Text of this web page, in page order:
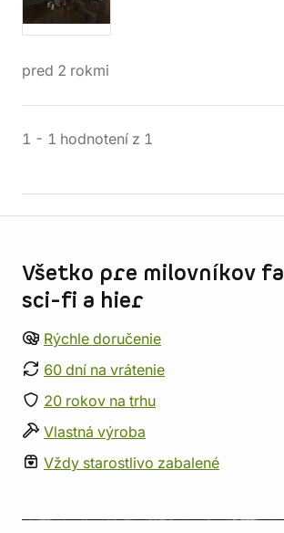
pred 2 rokmi
1 - 1 hodnotení z 1
Všetko pre milovníkov
sci-fi a hier
Rýchle doručenie
60 dní na vrátenie
20 rokov na trhu
Vlastná výroba
Vždy starostlivo zabalené